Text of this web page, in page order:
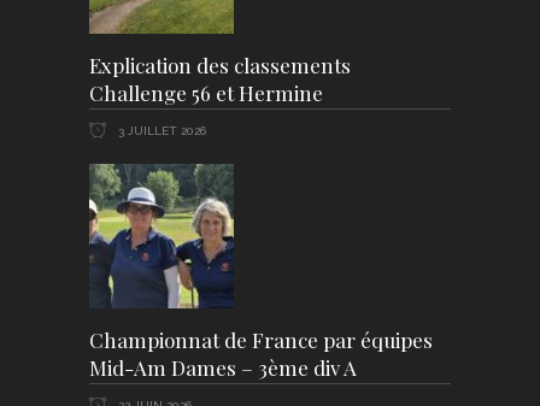
Explication des classements
Challenge 56 et Hermine
3 JUILLET 2026
Championnat de France par équipes
Mid-Am Dames – 3ème div A